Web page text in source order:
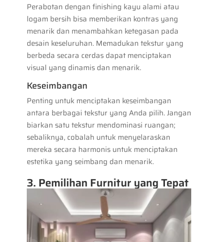
Perabotan dengan finishing kayu alami atau
logam bersih bisa memberikan kontras yang
menarik dan menambahkan ketegasan pada
desain keseluruhan. Memadukan tekstur yang
berbeda secara cerdas dapat menciptakan
visual yang dinamis dan menarik.
Keseimbangan
Penting untuk menciptakan keseimbangan
antara berbagai tekstur yang Anda pilih. Jangan
biarkan satu tekstur mendominasi ruangan;
sebaliknya, cobalah untuk menyelaraskan
mereka secara harmonis untuk menciptakan
estetika yang seimbang dan menarik.
3. Pemilihan Furnitur yang Tepat